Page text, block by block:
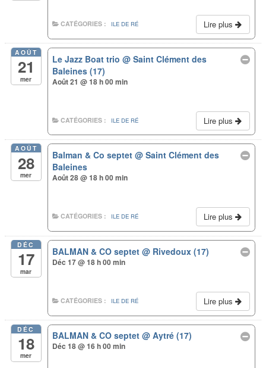
Lire plus
CATÉGORIES : ILE DE RÉ
AOÛT
21
mer
Le Jazz Boat trio@ Saint Clément des
Baleines (17)
Août 21 @ 18 h 00 min
Lire plus
CATÉGORIES : ILE DE RÉ
AOÛT
28
mer
Balman & Co septet@ Saint Clément des
Baleines
Août 28 @ 18 h 00 min
Lire plus
CATÉGORIES : ILE DE RÉ
DÉC
17
mar
BALMAN & CO septet@ Rivedoux (17)
Déc 17 @ 18 h 00 min
Lire plus
CATÉGORIES : ILE DE RÉ
DÉC
18
mer
BALMAN & CO septet@ Aytré (17)
Déc 18 @ 16 h 00 min